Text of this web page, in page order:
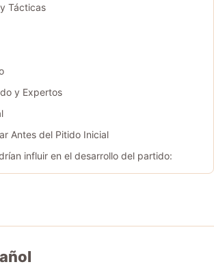
Tácticas
y Expertos
Antes del Pitido Inicial
influir en el desarrollo del partido: